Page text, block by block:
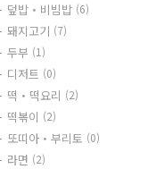
덮밥・비빔밥 (6)
돼지고기 (7)
두부 (1)
디저트 (0)
떡・떡요리 (2)
떡볶이 (2)
또띠아・부리토 (0)
라면 (2)